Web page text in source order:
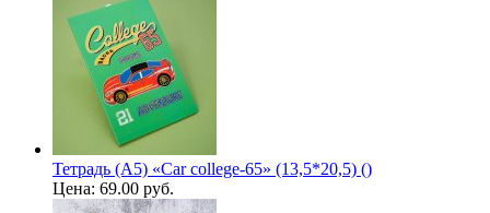
Тетрадь (A5) «Car college-65» (13,5*20,5) ()
Цена: 69.00 руб.